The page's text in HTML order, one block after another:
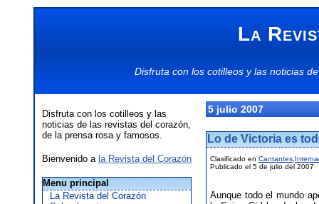
La
Disfruta con los cotilleosy las noticias
Disfruta con los cotilleos y las
noticias de las revistas del corazón,
de la prensa rosa y famosos.
Bienvenido a la Revista del Corazón
Menu principal
La Revista del Corazón
5 julio 2007
Lo de Victoria es
Clasificado en Cantantes
Publicado el 5 de julio del 2007
Aunque todo el mundo